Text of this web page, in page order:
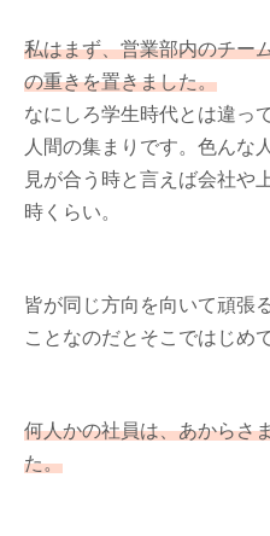
私はまず、営業部内のチー
の重きを置きました。
なにしろ学生時代とは違っ
人間の集まりです。色んな
見が合う時と言えば会社や
時くらい。
皆が同じ方向を向いて頑張
ことなのだとそこではじめ
何人かの社員は、あからさ
た。